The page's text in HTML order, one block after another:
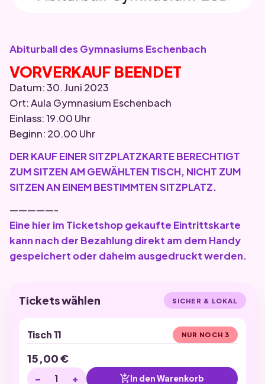
Abiturball des Gymnasiums Eschenbach
VORVERKAUF BEENDET
Datum: 30. Juni 2023
Ort: Aula Gymnasium Eschenbach
Einlass: 19.00 Uhr
Beginn: 20.00 Uhr
DER KAUF EINER SITZPLATZKARTE BERECHTIGT
ZUM SITZEN AM GEWÄHLTEN TISCH, NICHT ZUM
SITZEN AN EINEM BESTIMMTEN SITZPLATZ.
—————-
Eine hier im Ticketshop gekaufte Eintrittskarte
kann nach der Bezahlung direkt am dem Handy
gespeichert oder daheim ausgedruckt werden.
Tickets wählen SICHER & LOKAL
Tisch 11 NUR NOCH 3
15,00€
− + add_shopping_cartIn den Warenkorb